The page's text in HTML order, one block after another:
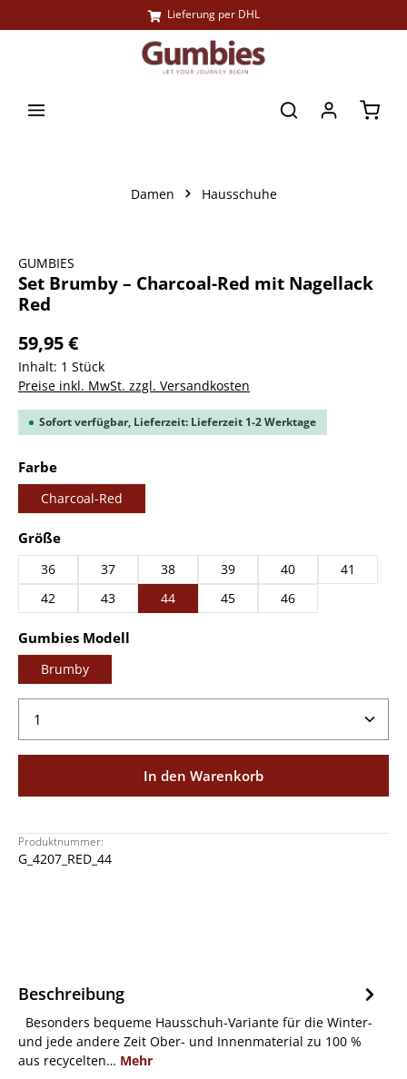
Lieferung per DHL
Damen Hausschuhe
GUMBIES
Set Brumby – Charcoal-Red mit Nagellack
Red
59,95 €
Inhalt: 1 Stück
Preise inkl. MwSt. zzgl. Versandkosten
Sofort verfügbar, Lieferzeit: Lieferzeit 1-2 Werktage
Farbeauswählen
Charcoal-Red
Größeauswählen
36 37 38 39 40
41
42
43 44 45 46
Gumbies Modell
Brumby
Produkt Anzahl: Gib den gewünschten Wert ein
In den Warenkorb
Produktnummer:
G_4207_RED_44
Beschreibung
Besonders bequeme Hausschuh-Variante für die Winter-
und jede andere Zeit Ober- und Innenmaterial zu 100 %
aus recycelten… Mehr